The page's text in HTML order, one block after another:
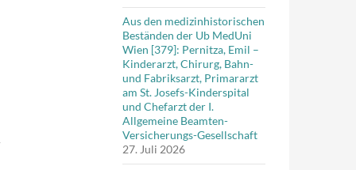
Aus den medizinhistorischen
Beständen der Ub MedUni
Wien [379]: Pernitza, Emil –
Kinderarzt, Chirurg, Bahn-
und Fabriksarzt, Primararzt
am St. Josefs-Kinderspital
und Chefarzt der I.
Allgemeine Beamten-
Versicherungs-Gesellschaft
27. Juli 2026